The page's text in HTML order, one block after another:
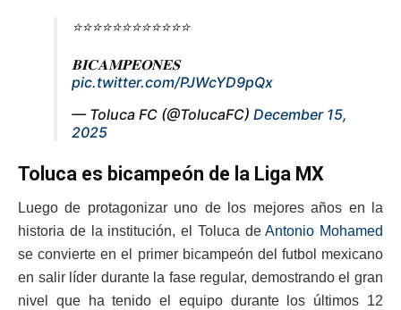
⭐️⭐️⭐️⭐️⭐️⭐️⭐️⭐️⭐️⭐️⭐️⭐️
𝐁𝐈𝐂𝐀𝐌𝐏𝐄𝐎𝐍𝐄𝐒
pic.twitter.com/PJWcYD9pQx
— Toluca FC (@TolucaFC) December 15,
2025
Toluca es bicampeón de la Liga MX
Luego de protagonizar uno de los mejores años en la
historia de la institución, el Toluca deAntonio Mohamed
se convierte en el primer bicampeón del futbol mexicano
en salir líder durante la fase regular, demostrando el gran
nivel que ha tenido el equipo durante los últimos 12